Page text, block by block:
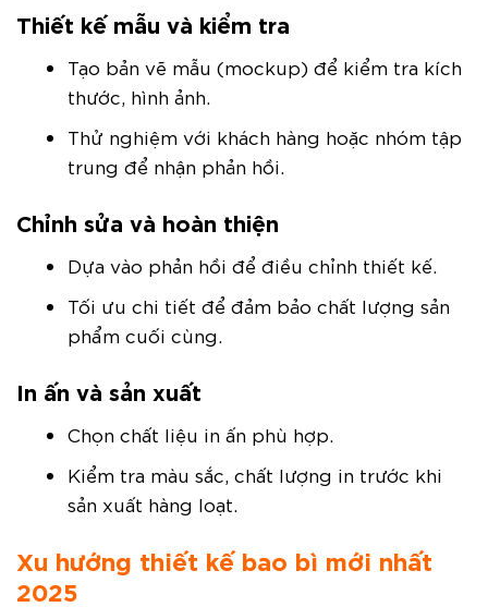
Thiết kế mẫu và kiểm tra
Tạo bản vẽ mẫu (mockup) để kiểm tra kích
thước, hình ảnh.
Thử nghiệm với khách hàng hoặc nhóm tập
trung để nhận phản hồi.
Chỉnh sửa và hoàn thiện
Dựa vào phản hồi để điều chỉnh thiết kế.
Tối ưu chi tiết để đảm bảo chất lượng sản
phẩm cuối cùng.
In ấn và sản xuất
Chọn chất liệu in ấn phù hợp.
Kiểm tra màu sắc, chất lượng in trước khi
sản xuất hàng loạt.
Xu hướng thiết kế bao bì mới nhất
2025